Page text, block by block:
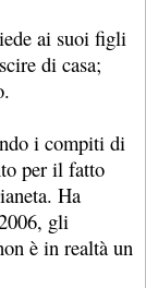
ai suoi figli
di casa;
i compiti di
per il fatto
Ha
gli
è in realtà un